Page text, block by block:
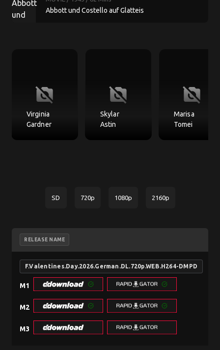
Abbott und Costello auf Glatteis
no_photography
Virginia
Gardner
no_photography
Skylar
Astin
no_photography
Marisa
Tomei
SD 720p 1080p 2160p
RELEASE NAME
F.Valentines.Day.2026.German.DL.720p.WEB.H264-DMPD
M1
M2
M3